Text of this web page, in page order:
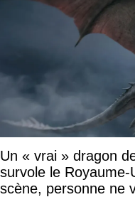
Un « vrai » dragon
survole le
scène, personne ne